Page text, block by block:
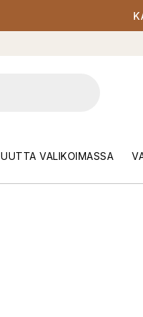
UUTTA VALIKOIMASSA